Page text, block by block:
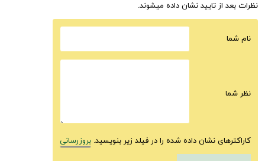
نظرات بعد از تایید نشان داده میشوند.
نام شما
نظر شما
کاراکترهای نشان داده شده را در فیلد زیر بنویسید. بروزرسانی